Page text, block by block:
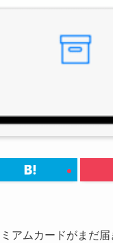
アムカードがまだ届